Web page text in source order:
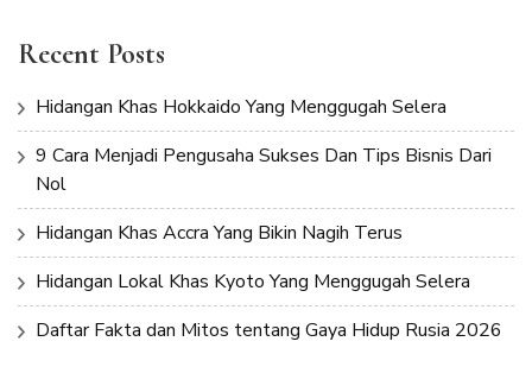
Recent Posts
Hidangan Khas Hokkaido Yang Menggugah Selera
9 Cara Menjadi Pengusaha Sukses Dan Tips Bisnis Dari
Nol
Hidangan Khas Accra Yang Bikin Nagih Terus
Hidangan Lokal Khas Kyoto Yang Menggugah Selera
Daftar Fakta dan Mitos tentang Gaya Hidup Rusia 2026